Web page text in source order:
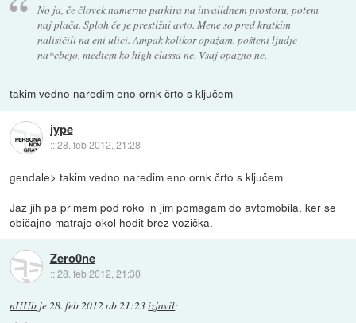
No ja, če človek namerno parkira na invalidnem prostoru, potem
naj plača. Sploh če je prestižni avto. Mene so pred kratkim
nalisičili na eni ulici. Ampak kolikor opažam, pošteni ljudje
na*ebejo, medtem ko high classa ne. Vsaj opazno ne.
takim vedno naredim eno ornk črto s ključem
jype
::28. feb 2012, 21:28
gendale> takim vedno naredim eno ornk črto s ključem
Jaz jih pa primem pod roko in jim pomagam do avtomobila, ker se
običajno matrajo okol hodit brez vozička.
Zero0ne
::28. feb 2012, 21:30
nUUb je28. feb 2012 ob 21:23izjavil: